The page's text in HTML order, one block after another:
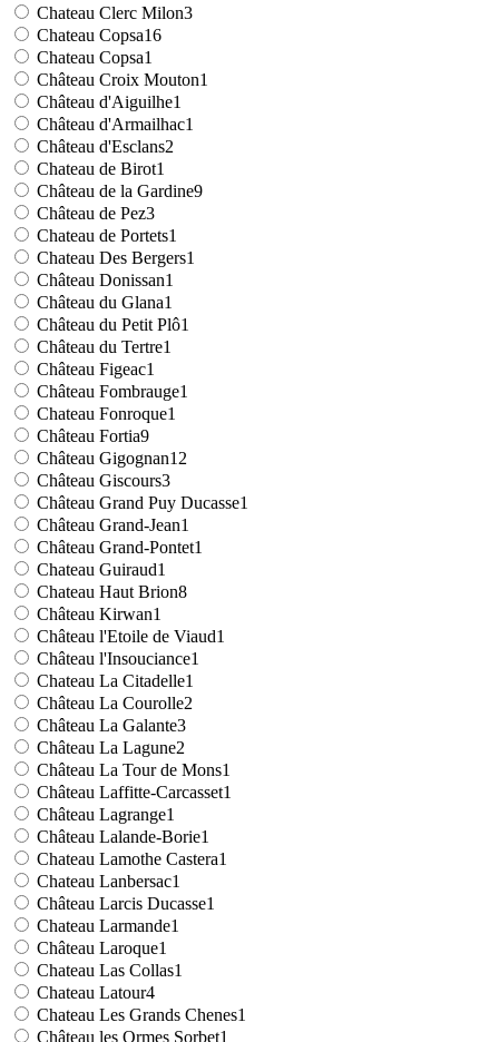
Chateau Clerc Milon3
Chateau Copsa16
Chateau Copsa1
Château Croix Mouton1
Château d'Aiguilhe1
Château d'Armailhac1
Château d'Esclans2
Chateau de Birot1
Château de la Gardine9
Château de Pez3
Chateau de Portets1
Chateau Des Bergers1
Château Donissan1
Château du Glana1
Château du Petit Plô1
Château du Tertre1
Château Figeac1
Château Fombrauge1
Chateau Fonroque1
Château Fortia9
Château Gigognan12
Château Giscours3
Château Grand Puy Ducasse1
Château Grand-Jean1
Château Grand-Pontet1
Chateau Guiraud1
Chateau Haut Brion8
Château Kirwan1
Château l'Etoile de Viaud1
Château l'Insouciance1
Chateau La Citadelle1
Château La Courolle2
Château La Galante3
Château La Lagune2
Château La Tour de Mons1
Château Laffitte-Carcasset1
Château Lagrange1
Château Lalande-Borie1
Chateau Lamothe Castera1
Chateau Lanbersac1
Château Larcis Ducasse1
Chateau Larmande1
Château Laroque1
Chateau Las Collas1
Chateau Latour4
Chateau Les Grands Chenes1
Château les Ormes Sorbet1